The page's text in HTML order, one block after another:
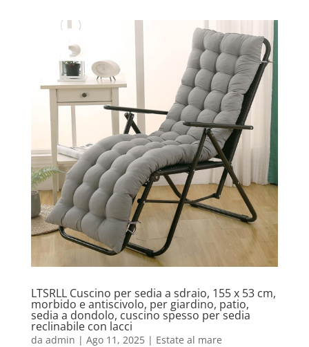
LTSRLL Cuscino per sedia a sdraio, 155 x 53 cm,
morbido e antiscivolo, per giardino, patio,
sedia a dondolo, cuscino spesso per sedia
reclinabile con lacci
da admin | Ago 11, 2025| Estate al mare